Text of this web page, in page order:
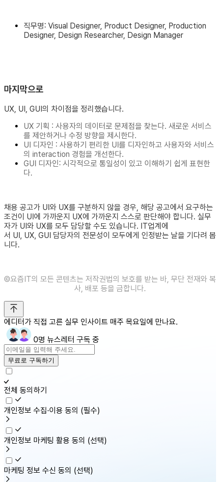
직무명: Visual Designer, Product Designer, Production
Designer, Design Researcher, Design Manager
마지막으로
UX, UI, GUI의 차이점을 정리했습니다.
UX 기획 : 사용자의 데이터로 문제점을 찾는다. 새로운 서비스
를 제안하거나 수정 방향을 제시한다.
UI 디자인 : 사용하기 편리한 UI를 디자인하고 사용자와 서비스
의 interaction 경험을 개선한다.
GUI 디자인: 시각적으로 통일성이 있고 이해하기 쉽게 표현한
다.
채용 공고가 UI와 UX를 구분하지 않을 경우, 해당 공고에서 요구하는
조건이 UI에 가까운지 UX에 가까운지 스스로 판단해야 합니다. 실무
자가 UI와 UX를 모두 담당할 수도 있습니다. IT업계에
서 UI, UX, GUI 담당자의 전문성이 모두에게 인정받는 날을 기다려 봅
니다.
©️요즘IT의 모든 콘텐츠는 저작권법의 보호를 받는 바, 무단 전재와 복
사, 배포 등을 금합니다.
에디터가 직접 고른 실무 인사이트 매주 목요일에 만나요.
0명 뉴스레터 구독 중
무료로 구독하기
전체 동의하기
개인정보 수집·이용 동의 (필수)
개인정보 마케팅 활용 동의 (선택)
마케팅 정보 수신 동의 (선택)